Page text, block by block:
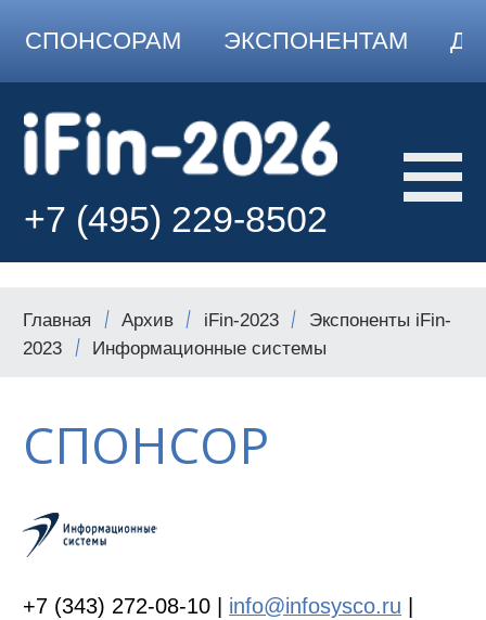
СПОНСОРАМ ЭКСПОНЕНТАМ
+7 (495) 229-8502
Главная Архив iFin-2023
Экспоненты iFin-
2023
Информационные системы
СПОНСОР
+7 (343) 272-08-10 | info@infosysco.ru